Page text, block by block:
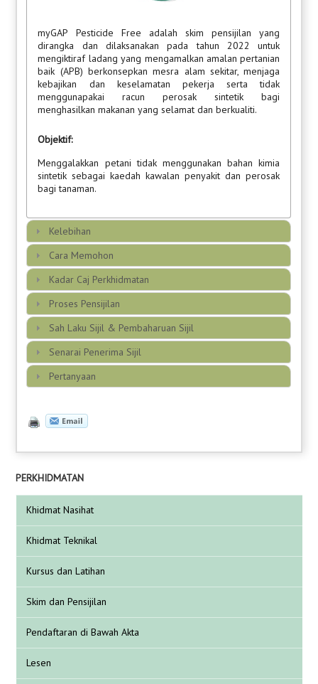
myGAP Pesticide Free adalah skim pensijilan yang
dirangka dan dilaksanakan pada tahun 2022 untuk
mengiktiraf ladang yang mengamalkan amalan pertanian
baik (APB) berkonsepkan mesra alam sekitar, menjaga
kebajikan dan keselamatan pekerja serta tidak
menggunapakai racun perosak sintetik bagi
menghasilkan makanan yang selamat dan berkualiti.
Objektif:
Menggalakkan petani tidak menggunakan bahan kimia
sintetik sebagai kaedah kawalan penyakit dan perosak
bagi tanaman.
Kelebihan
Cara Memohon
Kadar Caj Perkhidmatan
Proses Pensijilan
Sah Laku Sijil & Pembaharuan Sijil
Senarai Penerima Sijil
Pertanyaan
PERKHIDMATAN
Khidmat Nasihat
Khidmat Teknikal
Kursus dan Latihan
Skim dan Pensijilan
Pendaftaran di Bawah Akta
Lesen